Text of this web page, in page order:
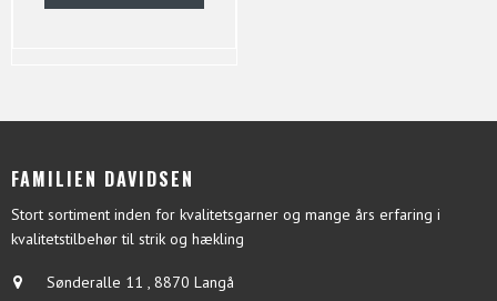
FAMILIEN DAVIDSEN
Stort sortiment inden for kvalitetsgarner og mange års erfaring i
kvalitetstilbehør til strik og hækling
Sønderalle 11 , 8870 Langå